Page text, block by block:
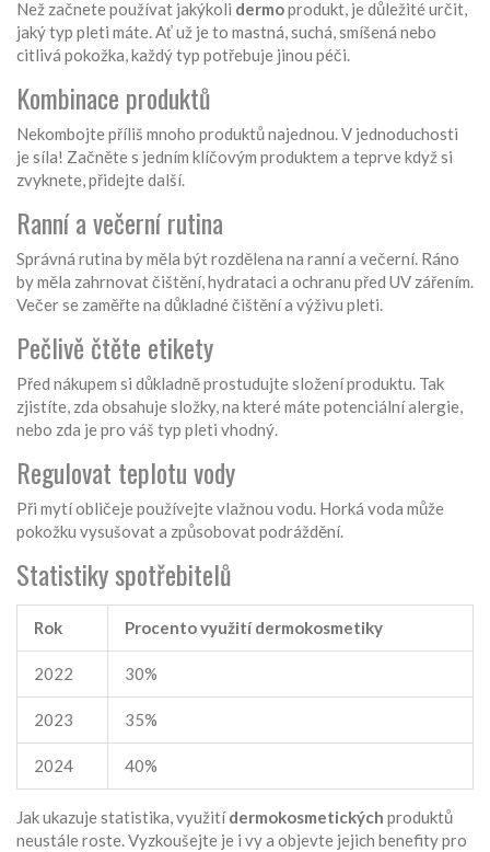
Než začnete používat jakýkoli dermoprodukt, je důležité určit,
jaký typ pleti máte. Ať už je to mastná, suchá, smíšená nebo
citlivá pokožka, každý typ potřebuje jinou péči.
Kombinace produktů
Nekombojte příliš mnoho produktů najednou. V jednoduchosti
je síla! Začněte s jedním klíčovým produktem a teprve když si
zvyknete, přidejte další.
Ranní a večerní rutina
Správná rutina by měla být rozdělena na ranní a večerní. Ráno
by měla zahrnovat čištění, hydrataci a ochranu před UV zářením.
Večer se zaměřte na důkladné čištění a výživu pleti.
Pečlivě čtěte etikety
Před nákupem si důkladně prostudujte složení produktu. Tak
zjistíte, zda obsahuje složky, na které máte potenciální alergie,
nebo zda je pro váš typ pleti vhodný.
Regulovat teplotu vody
Při mytí obličeje používejte vlažnou vodu. Horká voda může
pokožku vysušovat a způsobovat podráždění.
Statistiky spotřebitelů
Rok Procento využití dermokosmetiky
2022 30%
2023 35%
2024 40%
Jak ukazuje statistika, využitídermokosmetických produktů
neustále roste. Vyzkoušejte je i vy a objevte jejich benefity pro